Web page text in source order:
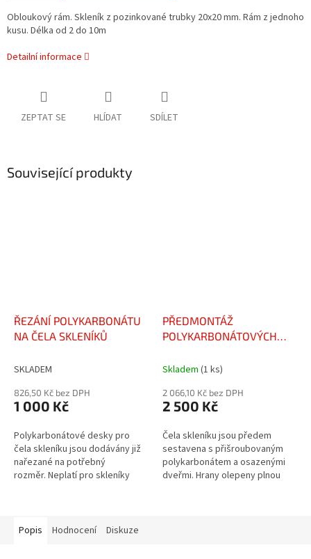
Obloukový rám. Skleník z pozinkované trubky 20x20 mm. Rám z jednoho
kusu. Délka od 2 do 10m
Detailní informace
ZEPTAT SE HLÍDAT SDÍLET
Související produkty
ŘEZÁNÍ POLYKARBONÁTU
NA ČELA SKLENÍKŮ
SKLADEM
826,50 Kč bez DPH
1 000 Kč
Polykarbonátové desky pro
čela skleníku jsou dodávány již
nařezané na potřebný
rozměr. Neplatí pro skleníky
PŘEDMONTÁŽ
POLYKARBONÁTOVÝCH
Skladem (1 ks)
2 066,10 Kč bez DPH
2 500 Kč
Čela skleníku jsou předem
sestavena s přišroubovaným
polykarbonátem a osazenými
dveřmi. Hrany olepeny plnou
Popis
Hodnocení Diskuze